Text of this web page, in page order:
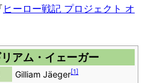
ヒーロー戦記 プロジェクト オ
アム・イェーガー
Gilliam Jäeger[1